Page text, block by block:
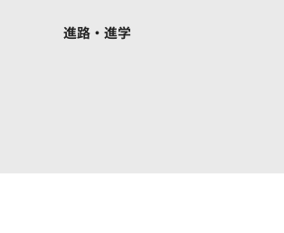
進路・進学